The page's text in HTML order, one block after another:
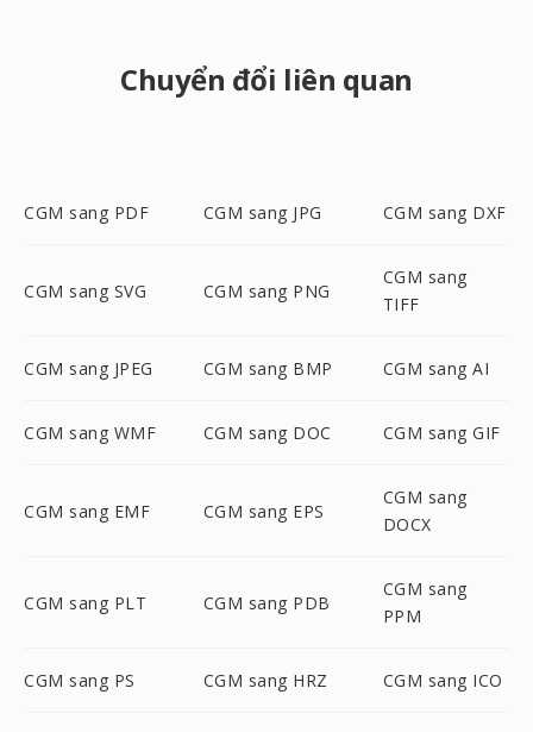
Chuyển đổi liên quan
CGM sang PDF CGM sang JPG CGM sang DXF
CGM sang SVG CGM sang PNG
CGM sang
TIFF
CGM sang JPEG CGM sang BMP CGM sang AI
CGM sang WMF CGM sang DOC CGM sang GIF
CGM sang EMF CGM sang EPS
CGM sang
DOCX
CGM sang PLT CGM sang PDB
CGM sang
PPM
CGM sang PS CGM sang HRZ CGM sang ICO